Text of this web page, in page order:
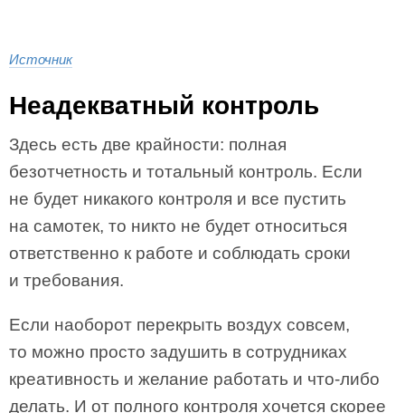
Источник
Неадекватный контроль
Здесь есть две крайности: полная
безотчетность и тотальный контроль. Если
не будет никакого контроля и все пустить
на самотек, то никто не будет относиться
ответственно к работе и соблюдать сроки
и требования.
Если наоборот перекрыть воздух совсем,
то можно просто задушить в сотрудниках
креативность и желание работать и что-либо
делать. И от полного контроля хочется скорее